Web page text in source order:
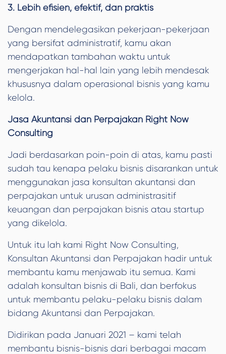
3. Lebih efisien, efektif, dan praktis
Dengan mendelegasikan pekerjaan-pekerjaan
yang bersifat administratif, kamu akan
mendapatkan tambahan waktu untuk
mengerjakan hal-hal lain yang lebih mendesak
khususnya dalam operasional bisnis yang kamu
kelola.
Jasa Akuntansi dan Perpajakan Right Now
Consulting
Jadi berdasarkan poin-poin di atas, kamu pasti
sudah tau kenapa pelaku bisnis disarankan untuk
menggunakan jasa konsultan akuntansi dan
perpajakan untuk urusan administrasitif
keuangan dan perpajakan bisnis atau startup
yang dikelola.
Untuk itu lah kami Right Now Consulting,
Konsultan Akuntansi dan Perpajakan hadir untuk
membantu kamu menjawab itu semua. Kami
adalah konsultan bisnis di Bali, dan berfokus
untuk membantu pelaku-pelaku bisnis dalam
bidang Akuntansi dan Perpajakan.
Didirikan pada Januari 2021 – kami telah
membantu bisnis-bisnis dari berbagai macam